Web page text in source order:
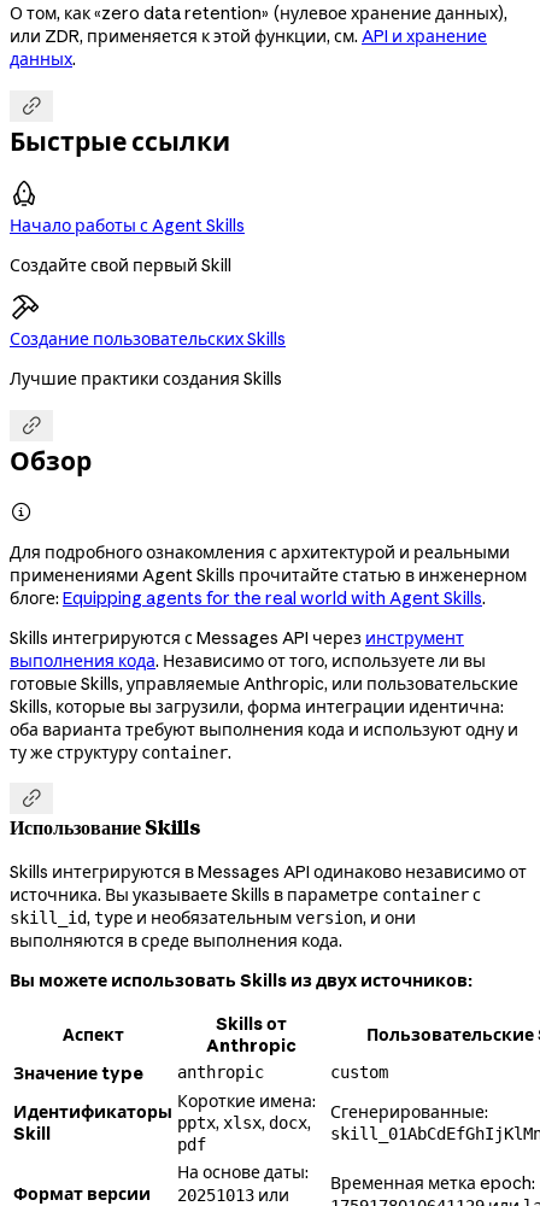
О том, как «zero data retention» (нулевое хранение данных),
или ZDR, применяется к этой функции, см. API и хранение
данных.

Быстрые ссылки
Начало работы с Agent Skills
Создайте свой первый Skill
Создание пользовательских Skills
Лучшие практики создания Skills

Обзор

Для подробного ознакомления с архитектурой и реальными
применениями Agent Skills прочитайте статью в инженерном
блоге: Equipping agents for the real world with Agent Skills.
Skills интегрируются с Messages API через инструмент
выполнения кода. Независимо от того, используете ли вы
готовые Skills, управляемые Anthropic, или пользовательские
Skills, которые вы загрузили, форма интеграции идентична:
оба варианта требуют выполнения кода и используют одну и
ту же структуру container.

Использование Skills
Skills интегрируются в Messages API одинаково независимо от
источника. Вы указываете Skills в параметре containerс
skill_id, type и необязательнымversion, и они
выполняются в среде выполнения кода.
Вы можете использовать Skills из двух источников:
Аспект
Skills от
Anthropic
Пользовательские
Значение type
anthropic custom
Идентификаторы
Skill
Короткие имена:
pptx, xlsx, docx,
pdf
Сгенерированные:
Формат версии
На основе даты:
20251013 или
Временная метка epoch: